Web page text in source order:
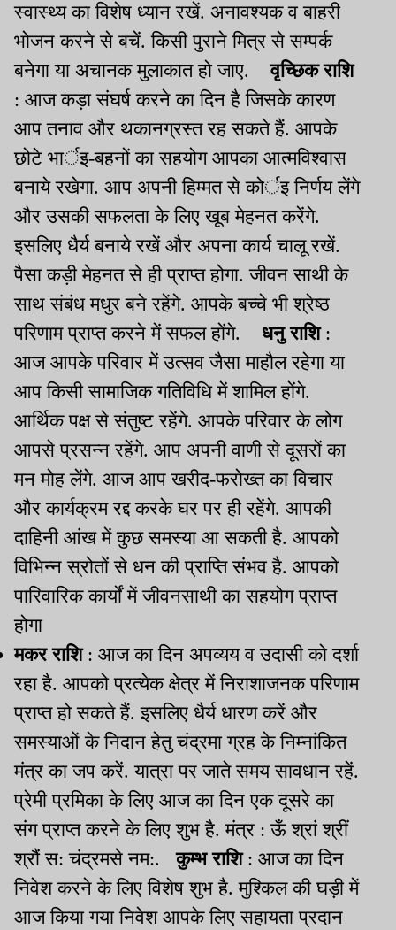
स्वास्थ्य का विशेष ध्यान रखें. अनावश्यक व बाहरी
भोजन करने से बचें. किसी पुराने मित्र से सम्पर्क
बनेगा या अचानक मुलाकात हो जाए.
वृच्छिक राशि
: आज कड़ा संघर्ष करने का दिन है जिसके कारण
आप तनाव और थकानग्रस्त रह सकते हैं. आपके
छोटे भार्इ-बहनों का सहयोग आपका आत्मविश्वास
बनाये रखेगा. आप अपनी हिम्मत से कोर्इ निर्णय लेंगे
और उसकी सफलता के लिए खूब मेहनत करेंगे.
इसलिए धैर्य बनाये रखें और अपना कार्य चालू रखें.
पैसा कड़ी मेहनत से ही प्राप्त होगा. जीवन साथी के
साथ संबंध मधुर बने रहेंगे. आपके बच्चे भी श्रेष्ठ
परिणाम प्राप्त करने में सफल होंगे.
धनु राशि:
आज आपके परिवार में उत्सव जैसा माहौल रहेगा या
आप किसी सामाजिक गतिविधि में शामिल होंगे.
आर्थिक पक्ष से संतुष्ट रहेंगे. आपके परिवार के लोग
आपसे प्रसन्न रहेंगे. आप अपनी वाणी से दूसरों का
मन मोह लेंगे. आज आप खरीद-फरोख्त का विचार
और कार्यक्रम रद्द करके घर पर ही रहेंगे. आपकी
दाहिनी आंख में कुछ समस्या आ सकती है. आपको
विभिन्न स्रोतों से धन की प्राप्ति संभव है. आपको
पारिवारिक कार्यों में जीवनसाथी का सहयोग प्राप्त
होगा
मकर राशि: आज का दिन अपव्यय व उदासी को दर्शा
रहा है. आपको प्रत्येक क्षेत्र में निराशाजनक परिणाम
प्राप्त हो सकते हैं. इसलिए धैर्य धारण करें और
समस्याओं के निदान हेतु चंद्रमा ग्रह के निम्नांकित
मंत्र का जप करें. यात्रा पर जाते समय सावधान रहें.
प्रेमी प्रमिका के लिए आज का दिन एक दूसरे का
संग प्राप्त करने के लिए शुभ है. मंत्र : ऊँ श्रां श्रीं
श्रौं स: चंद्रमसे नम:.कुम्भ राशि: आज का दिन
निवेश करने के लिए विशेष शुभ है. मुश्किल की घड़ी में
आज किया गया निवेश आपके लिए सहायता प्रदान